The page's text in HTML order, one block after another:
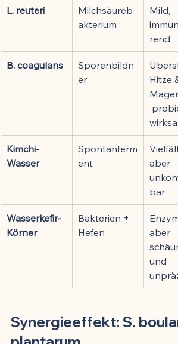
L. reuteri
Milchsäureb
akterium
Mild,
rend
B. coagulans
Sporenbildn
er
Hitze
Kimchi-
Wasser
Spontanferm
ent
aber
bar
Wasserkefir-
Körner
Bakterien +
Hefen
aber
und
Synergieeffekt: S.